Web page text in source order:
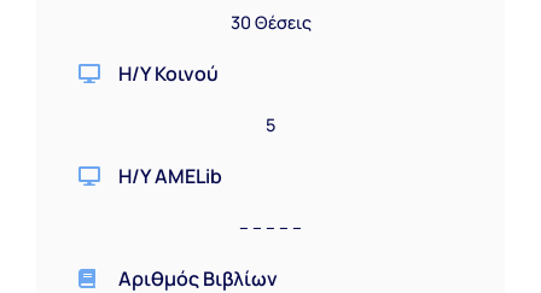
30 Θέσεις
Η/Υ Κοινού
5
Η/Υ AMELib
– – – – –
Αριθμός Βιβλίων